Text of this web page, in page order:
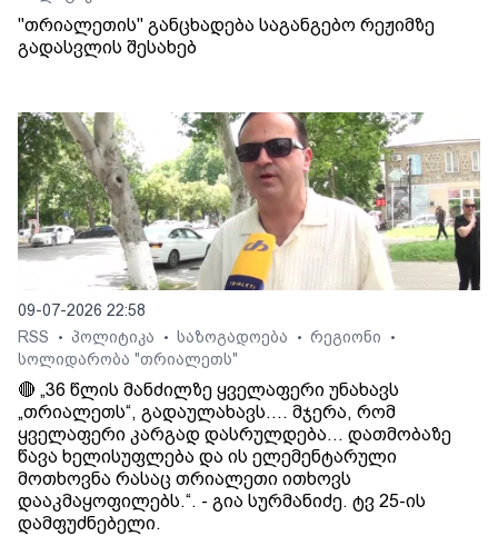
"თრიალეთის" განცხადება საგანგებო რეჟიმზე
გადასვლის შესახებ
09-07-2026 22:58
RSS
• პოლიტიკა • საზოგადოება • რეგიონი •
სოლიდარობა "თრიალეთს"
🔴 „36 წლის მანძილზე ყველაფერი უნახავს
„თრიალეთს“, გადაულახავს.... მჯერა, რომ
ყველაფერი კარგად დასრულდება... დათმობაზე
წავა ხელისუფლება და ის ელემენტარული
მოთხოვნა რასაც თრიალეთი ითხოვს
დააკმაყოფილებს.“. - გია სურმანიძე. ტვ 25-ის
დამფუძნებელი.